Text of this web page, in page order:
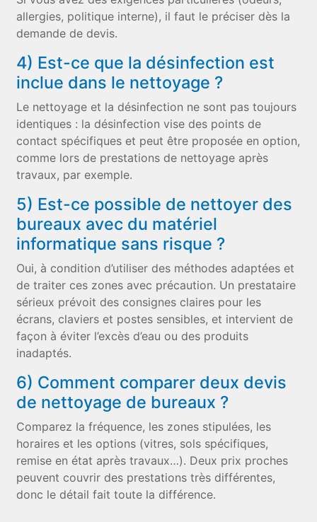
allergies, politique interne), il faut le préciser dès la
demande de devis.
4) Est-ce que la désinfection est
inclue dans le nettoyage ?
Le nettoyage et la désinfection ne sont pas toujours
identiques : la désinfection vise des points de
contact spécifiques et peut être proposée en option,
comme lors de prestations de nettoyage après
travaux, par exemple.
5) Est-ce possible de nettoyer des
bureaux avec du matériel
informatique sans risque ?
Oui, à condition d’utiliser des méthodes adaptées et
de traiter ces zones avec précaution. Un prestataire
sérieux prévoit des consignes claires pour les
écrans, claviers et postes sensibles, et intervient de
façon à éviter l’excès d’eau ou des produits
inadaptés.
6) Comment comparer deux devis
de nettoyage de bureaux ?
Comparez la fréquence, les zones stipulées, les
horaires et les options (vitres, sols spécifiques,
remise en état après travaux…). Deux prix proches
peuvent couvrir des prestations très différentes,
donc le détail fait toute la différence.